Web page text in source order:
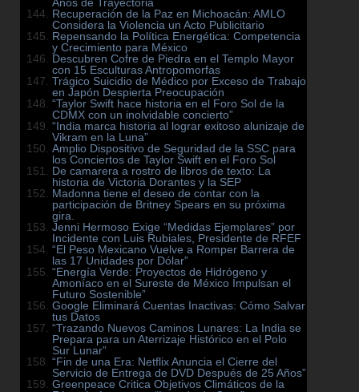
Recuperación de la Paz en Michoacán: AMLO
Considera la Violencia un Acto Publicitario
Repensando la Política Energética: Competencia
y Crecimiento para México
Descubren Cofre de Piedra en el Templo Mayor
con 15 Esculturas Antropomorfas
Trágico Suicidio de Médico por Exceso de Trabajo
en Japón Despierta Preocupación
“Taylor Swift hace historia en el Foro Sol de la
CDMX con un inolvidable concierto”
“India marca historia al lograr exitoso alunizaje de
Vikram en la Luna”
Amplio Dispositivo de Seguridad de la SSC para
los Conciertos de Taylor Swift en el Foro Sol
De camarera a rostro de libros de texto: La
historia de Victoria Dorantes y la SEP
Madonna tiene el deseo de contar con la
participación de Britney Spears en su próxima
gira.
Jenni Hermoso Exige “Medidas Ejemplares” por
Incidente con Luis Rubiales, Presidente de RFEF
“El Peso Mexicano Vuelve a Romper Barrera de
las 17 Unidades por Dólar”
“Energía Verde: Proyectos de Hidrógeno y
Amoníaco en el Sureste de México Impulsan el
Futuro Sostenible”
Google Eliminará Cuentas Inactivas: Cómo Salvar
tus Datos
“Trazando Nuevos Caminos Lunares: La India se
Prepara para un Aterrizaje Histórico en el Polo
Sur Lunar”
“Fin de una Era: Netflix Anuncia el Cierre del
Servicio de Entrega de DVD Después de 25 Años”
Greenpeace Critica Objetivos Climáticos de la